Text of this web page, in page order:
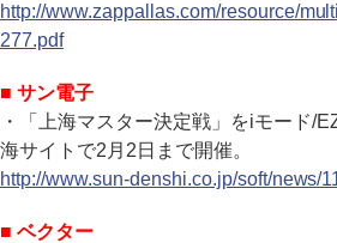
http://www.zappallas.com/resource/
277.pdf
■ サン電子
・「上海マスター決定戦」をiモード/
海サイトで2月2日まで開催。
http://www.sun-denshi.co.jp/soft/news/
■ ベクター